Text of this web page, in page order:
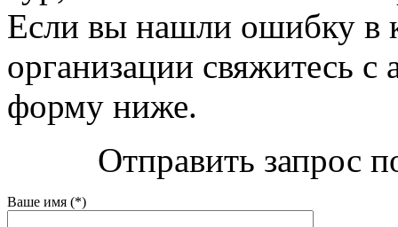
Если вы нашли ошибку в
организации свяжитесь
форму ниже.
Отправить запрос
Ваше имя (*)